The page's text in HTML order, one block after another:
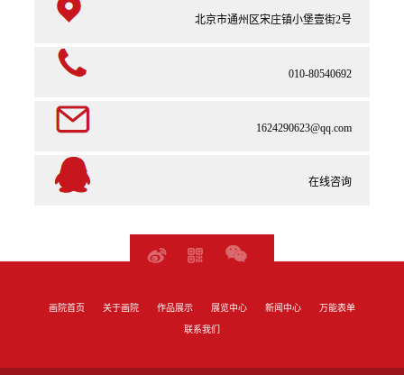
北京市通州区宋庄镇小堡壹街2号
010-80540692
1624290623@qq.com
在线咨询
画院首页 关于画院 作品展示 展览中心 新闻中心 万能表单
联系我们